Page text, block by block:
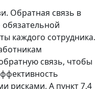
Обратная связь в
обязательной
каждого сотрудника.
связь, чтобы
рисками. А пункт 7.4